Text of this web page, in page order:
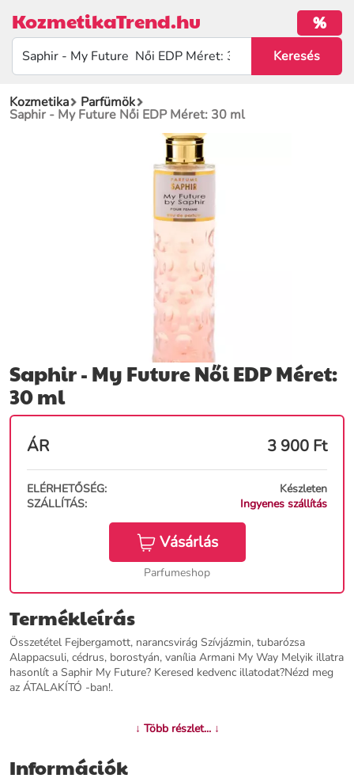
KozmetikaTrend.hu %
Kozmetika Parfümök
Saphir - My Future Női EDP Méret: 30 ml
Saphir - My Future Női EDP Méret:
30 ml
ÁR 3 900 Ft
ELÉRHETŐSÉG:
Készleten
SZÁLLÍTÁS:
Ingyenes szállítás
Vásárlás
Parfumeshop
Termékleírás
Összetétel Fejbergamott, narancsvirág Szívjázmin, tubarózsa
Alappacsuli, cédrus, borostyán, vanília Armani My Way Melyik illatra
hasonlít a Saphir My Future? Keresed kedvenc illatodat?Nézd meg
az ÁTALAKÍTÓ -ban!.
↓ Több részlet... ↓
Információk